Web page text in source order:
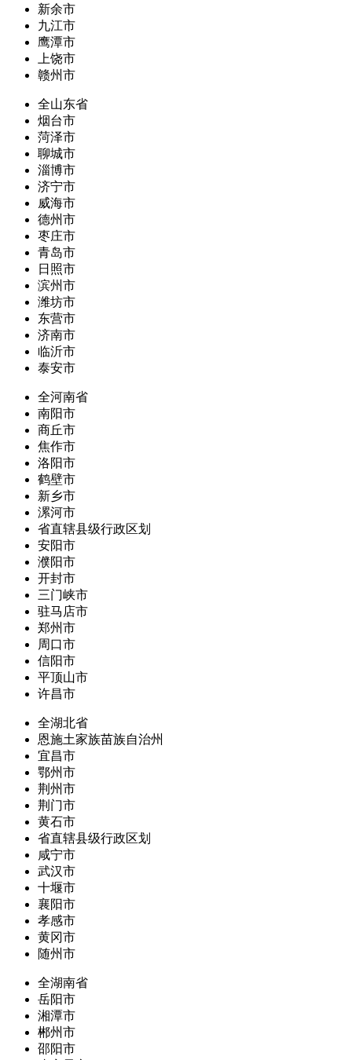
新余市
九江市
鹰潭市
上饶市
赣州市
全山东省
烟台市
菏泽市
聊城市
淄博市
济宁市
威海市
德州市
枣庄市
青岛市
日照市
滨州市
潍坊市
东营市
济南市
临沂市
泰安市
全河南省
南阳市
商丘市
焦作市
洛阳市
鹤壁市
新乡市
漯河市
省直辖县级行政区划
安阳市
濮阳市
开封市
三门峡市
驻马店市
郑州市
周口市
信阳市
平顶山市
许昌市
全湖北省
恩施土家族苗族自治州
宜昌市
鄂州市
荆州市
荆门市
黄石市
省直辖县级行政区划
咸宁市
武汉市
十堰市
襄阳市
孝感市
黄冈市
随州市
全湖南省
岳阳市
湘潭市
郴州市
邵阳市